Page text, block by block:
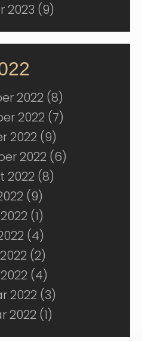
2023 (9)
2022 (8)
2022 (7)
2022 (9)
2022 (6)
2022 (8)
(9)
(1)
(4)
(2)
(4)
2022 (3)
2022 (1)